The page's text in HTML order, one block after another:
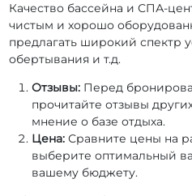
Качество бассейна и СПА-
чистым и хорошо
предлагать широкий спектр
обертывания и т.д.
Отзывы: Перед
прочитайте отзывы
мнение о базе отдыха.
Цена:Сравните цены на
выберите оптимальный
вашему бюджету.